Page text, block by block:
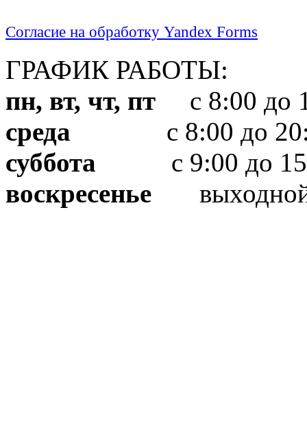
Согласие на обработку Yandex Forms
ГРАФИК РАБОТЫ:
пн, вт, чт, пт с 8:00 до
среда с 8:00 до
суббота с 9:00 до
воскресенье